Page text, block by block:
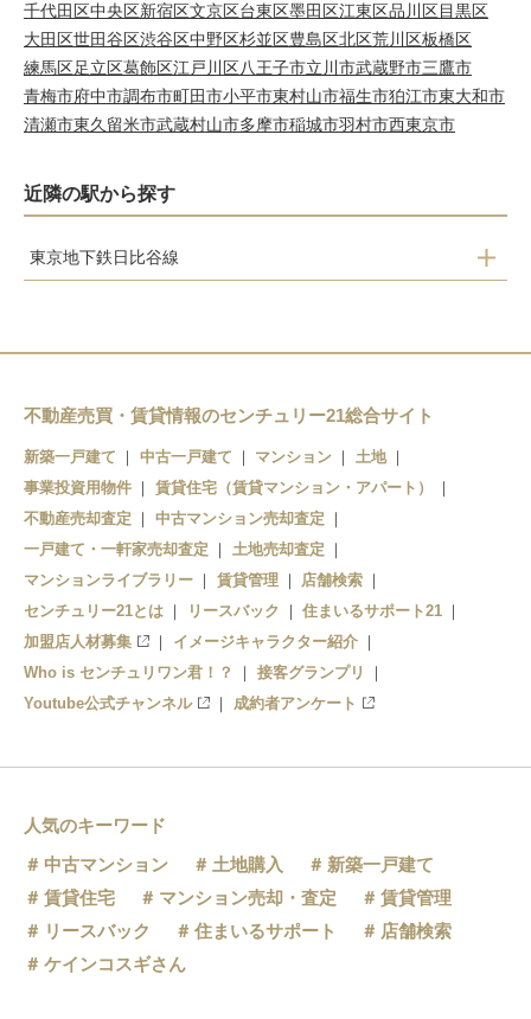
千代田区中央区新宿区文京区台東区墨田区江東区品川区目黒区
大田区世田谷区渋谷区中野区杉並区豊島区北区荒川区板橋区
練馬区足立区葛飾区江戸川区八王子市立川市武蔵野市三鷹市
青梅市府中市調布市町田市小平市東村山市福生市狛江市東大和市
清瀬市東久留米市武蔵村山市多摩市稲城市羽村市西東京市
近隣の駅から探す
東京地下鉄日比谷線
広尾
恵比寿
中目黒
不動産売買・賃貸情報のセンチュリー21総合サイト
新築一戸建て 中古一戸建て マンション
土地
事業投資用物件
賃貸住宅（賃貸マンション・アパート）
不動産売却査定
中古マンション売却査定
一戸建て・一軒家売却査定
土地売却査定
マンションライブラリー
賃貸管理
店舗検索
センチュリー21とは
リースバック
住まいるサポート21
加盟店人材募集
イメージキャラクター紹介
Who is センチュリワン君！？
接客グランプリ
Youtube公式チャンネル
成約者アンケート
人気のキーワード
中古マンション
土地購入
新築一戸建て
賃貸住宅
マンション売却・査定
賃貸管理
リースバック
住まいるサポート
店舗検索
ケインコスギさん